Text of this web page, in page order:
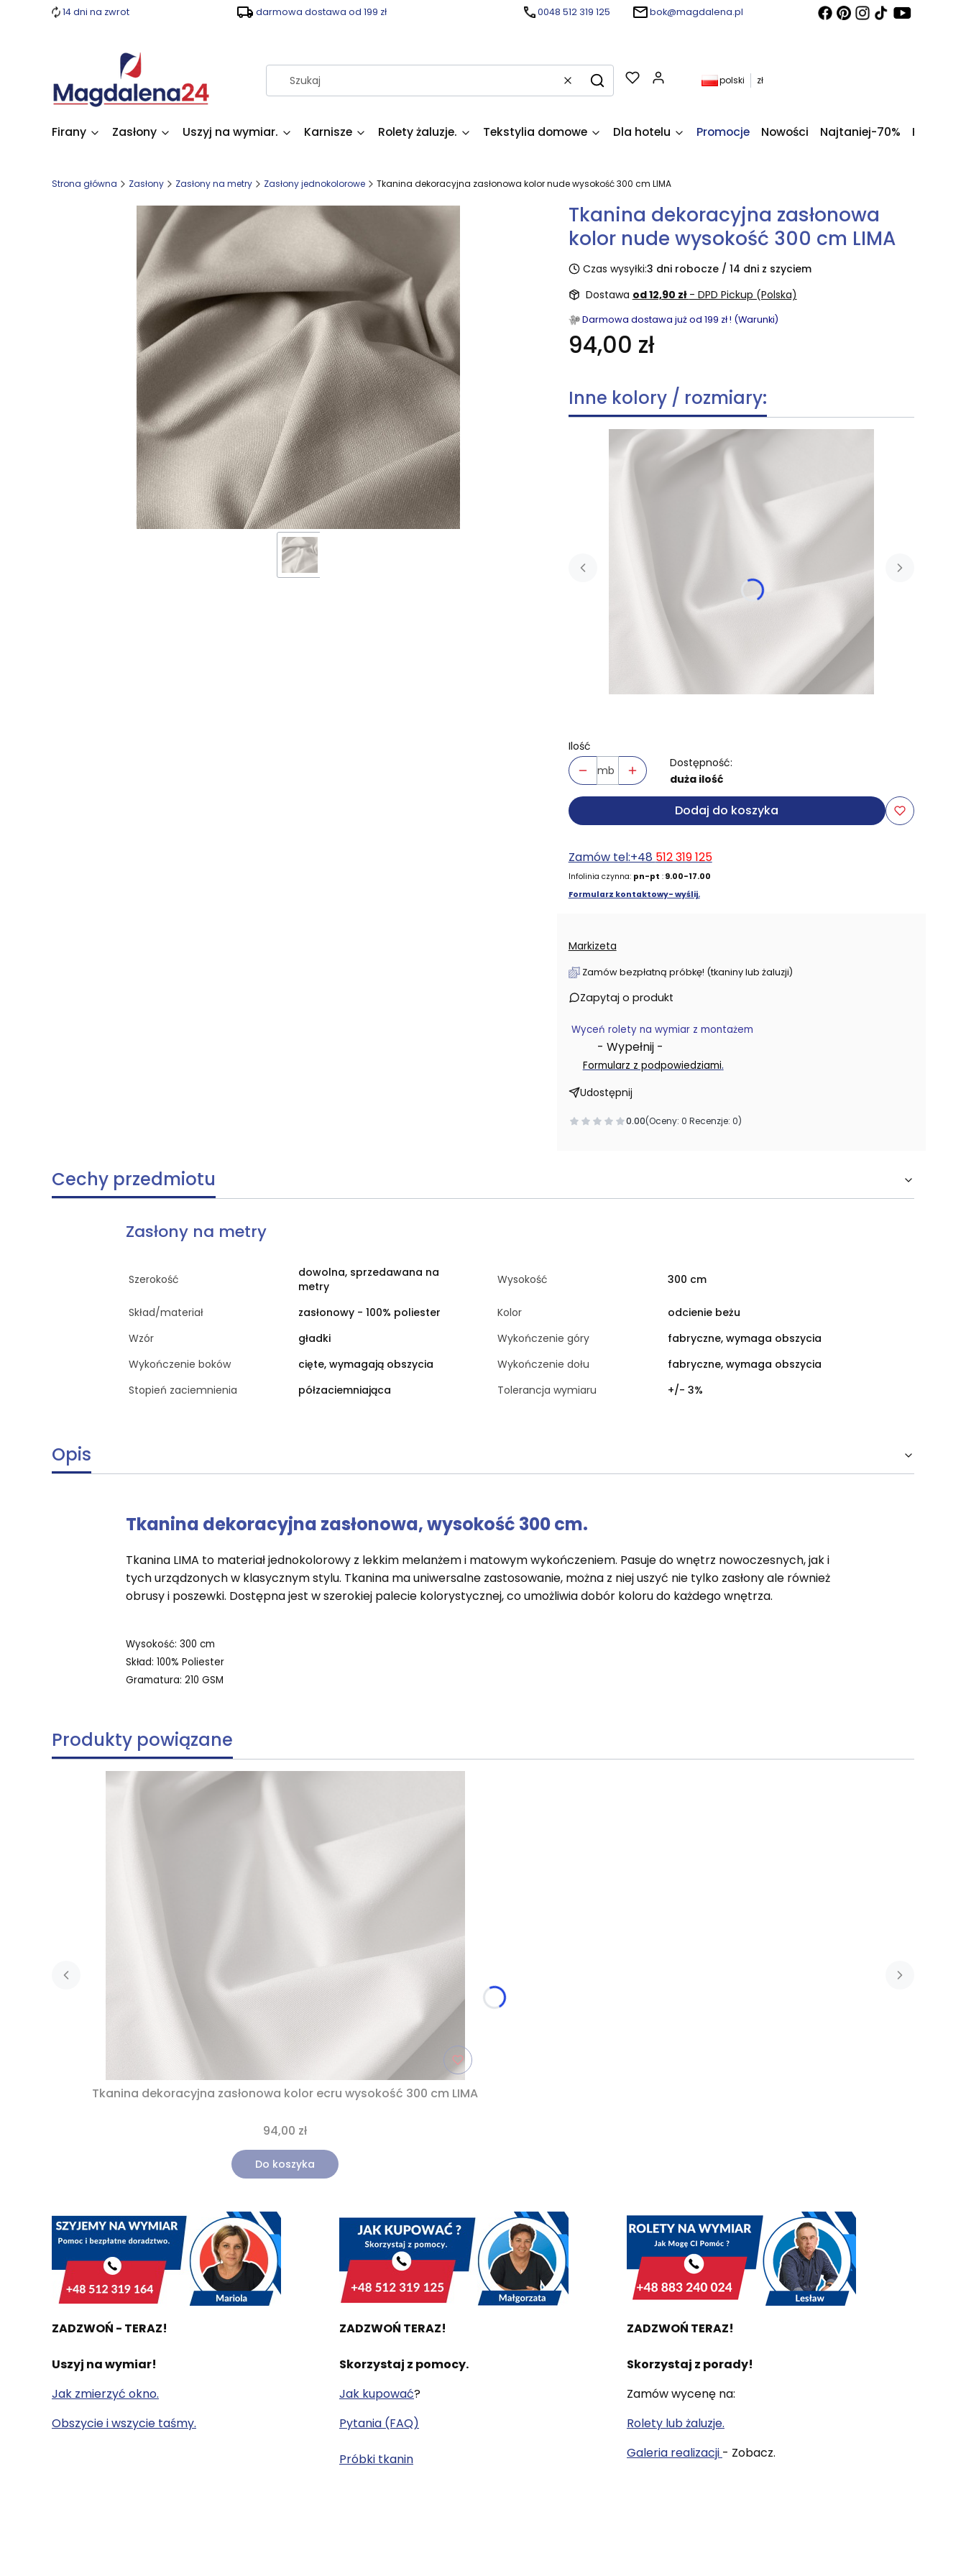
14 dni na zwrot darmowa dostawa od 199 zł 0048 512 319 125 bok@magdalena.pl
WyczyśćSzukaj
Produkty w koszyku: 0. Zobacz szczegóły
polski zł
Firany Zasłony Uszyj na wymiar. Karnisze Rolety żaluzje. Tekstylia domowe Dla hotelu Promocje Nowości Najtaniej-70% Kupony
Strona główna Zasłony Zasłony na metry Zasłony jednokolorowe Tkanina dekoracyjna zasłonowa kolor nude wysokość 300 cm LIMA
Tkanina dekoracyjna zasłonowa
kolor nude wysokość 300 cm LIMA
Czas wysyłki:3 dni robocze / 14 dni z szyciem
Dostawa od 12,90 zł - DPD Pickup (Polska)
Darmowa dostawa już od 199 zł ! (Warunki)
94,00 zł
Inne kolory / rozmiary:
Ilość
mb
Dostępność:
duża ilość
Dodaj do koszyka
Zamów tel:+48 512 319 125
Infolinia czynna: pn-pt :9.00-17.00
Formularz kontaktowy- wyślij.
Markizeta
Zamów bezpłatną próbkę! (tkaniny lub żaluzji)
Zapytaj o produkt
Wyceń rolety na wymiar z montażem
- Wypełnij -
Formularz z podpowiedziami.
Udostępnij
0.00(Oceny: 0 Recenzje: 0)
Cechy przedmiotu
Zasłony na metry
Szerokość
dowolna, sprzedawana na
metry
Wysokość 300 cm
Skład/materiał zasłonowy - 100% poliester Kolor
odcienie beżu
Wzór
gładki Wykończenie góry
fabryczne, wymaga obszycia
Wykończenie boków
cięte, wymagają obszycia Wykończenie dołu
fabryczne, wymaga obszycia
Stopień zaciemnienia
półzaciemniająca Tolerancja wymiaru +/- 3%
Opis
Tkanina dekoracyjna zasłonowa, wysokość 300 cm.
Tkanina LIMA to materiał jednokolorowy z lekkim melanżem i matowym wykończeniem. Pasuje do wnętrz nowoczesnych, jak i
tych urządzonych w klasycznym stylu. Tkanina ma uniwersalne zastosowanie, można z niej uszyć nie tylko zasłony ale również
obrusy i poszewki. Dostępna jest w szerokiej palecie kolorystycznej, co umożliwia dobór koloru do każdego wnętrza.
Wysokość: 300 cm
Skład: 100% Poliester
Gramatura: 210 GSM
Produkty powiązane
Tkanina dekoracyjna zasłonowa kolor ecru wysokość 300 cm LIMA
94,00 zł
Do koszyka
ZADZWOŃ - TERAZ!
Uszyj na wymiar!
Jak zmierzyć okno.
Obszycie i wszycie taśmy.
ZADZWOŃ TERAZ!
Skorzystaj z pomocy.
Jak kupować?
Pytania (FAQ)
Próbki tkanin
ZADZWOŃ TERAZ!
Skorzystaj z porady!
Zamów wycenę na:
Rolety lub żaluzje.
Galeria realizacji - Zobacz.